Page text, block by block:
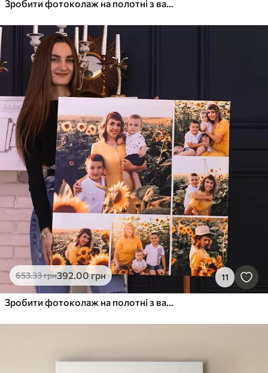
Зробити фотоколаж на полотні з вашої фотографії
653.33грн392.00грн 11
Зробити фотоколаж на полотні з вашої фотографії